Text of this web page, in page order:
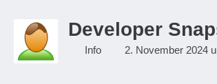
Developer
Info 2. November 2024